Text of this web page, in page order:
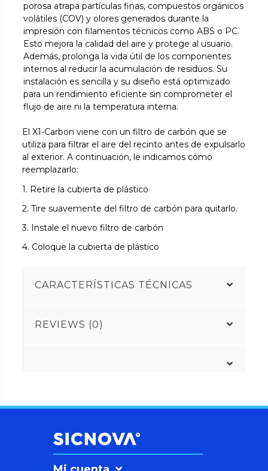
porosa atrapa partículas finas, compuestos orgánicos
volátiles (COV) y olores generados durante la
impresión con filamentos técnicos como ABS o PC.
Esto mejora la calidad del aire y protege al usuario.
Además, prolonga la vida útil de los componentes
internos al reducir la acumulación de residuos. Su
instalación es sencilla y su diseño está optimizado
para un rendimiento eficiente sin comprometer el
flujo de aire ni la temperatura interna.
El X1-Carbon viene con un filtro de carbón que se
utiliza para filtrar el aire del recinto antes de expulsarlo
al exterior. A continuación, le indicamos cómo
reemplazarlo:
1. Retire la cubierta de plástico
2. Tire suavemente del filtro de carbón para quitarlo.
3. Instale el nuevo filtro de carbón
4. Coloque la cubierta de plástico
CARACTERÍSTICAS TÉCNICAS
REVIEWS (0)